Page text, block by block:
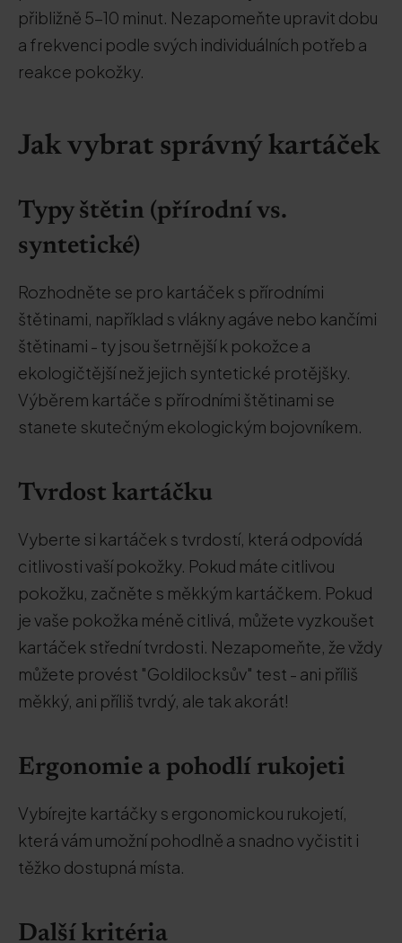
přibližně 5-10 minut. Nezapomeňte upravit dobu
a frekvenci podle svých individuálních potřeb a
reakce pokožky.
Jak vybrat správný kartáček
Typy štětin (přírodní vs.
syntetické)
Rozhodněte se pro kartáček s přírodními
štětinami, například s vlákny agáve nebo kančími
štětinami - ty jsou šetrnější k pokožce a
ekologičtější než jejich syntetické protějšky.
Výběrem kartáče s přírodními štětinami se
stanete skutečným ekologickým bojovníkem.
Tvrdost kartáčku
Vyberte si kartáček s tvrdostí, která odpovídá
citlivosti vaší pokožky. Pokud máte citlivou
pokožku, začněte s měkkým kartáčkem. Pokud
je vaše pokožka méně citlivá, můžete vyzkoušet
kartáček střední tvrdosti. Nezapomeňte, že vždy
můžete provést "Goldilocksův" test - ani příliš
měkký, ani příliš tvrdý, ale tak akorát!
Ergonomie a pohodlí rukojeti
Vybírejte kartáčky s ergonomickou rukojetí,
která vám umožní pohodlně a snadno vyčistit i
těžko dostupná místa.
Další kritéria